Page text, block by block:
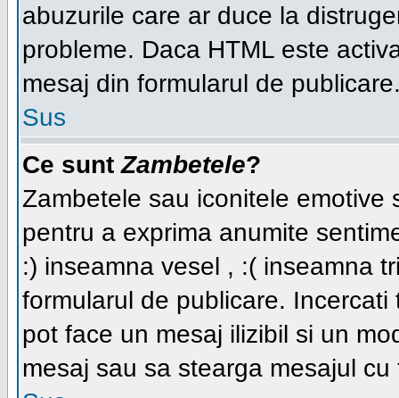
abuzurile care ar duce la
probleme. Daca HTML este
mesaj din formularul de
Sus
Ce suntZambetele?
Zambetele sau iconitele emotive
pentru a exprima anumite
:) inseamna vesel , :( inseamna
formularul de publicare.
pot face un mesaj ilizibil si un
mesaj sau sa stearga mesajul cu